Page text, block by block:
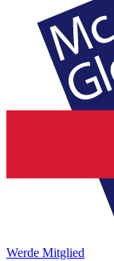
Werde Mitglied